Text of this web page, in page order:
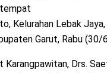
Kelurahan Lebak
Garut, Rabu (30/
Karangpawitan, Drs.